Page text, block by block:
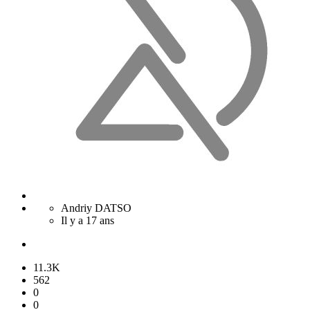
Andriy DATSO
Il y a 17 ans
11.3K
562
0
0